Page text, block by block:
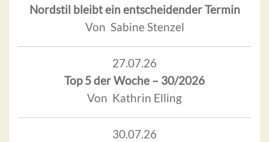
Nordstil bleibt ein entscheidender Termin
Von Sabine Stenzel
27.07.26
Top 5 der Woche – 30/2026
Von Kathrin Elling
30.07.26